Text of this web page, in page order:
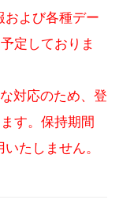
および各種デー
定しておりま
対応のため、登
す。保持期間
たしません。